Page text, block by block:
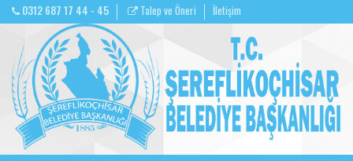
0312 687 17 44 - 45 Talep ve Öneri İletişim